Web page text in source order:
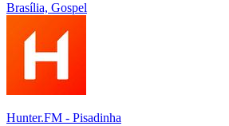
Brasília, Gospel
Hunter.FM - Pisadinha